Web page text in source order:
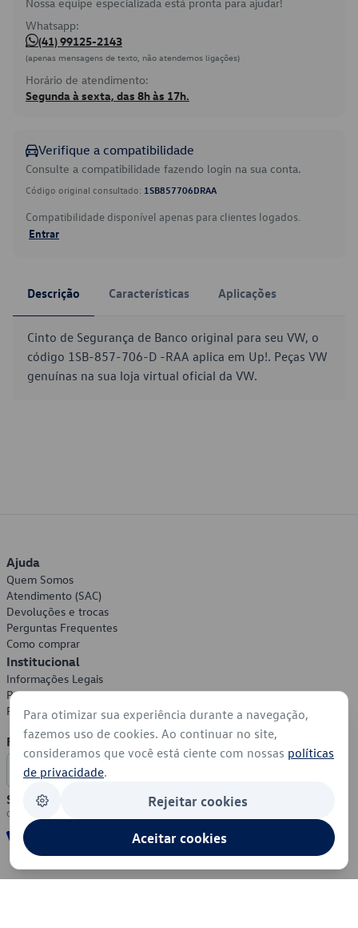
Whatsapp:
(41) 99125-2143
(apenas mensagens de texto, não atendemos ligações)
Horário de atendimento:
Segunda à sexta, das 8h às 17h.
Verifique a compatibilidade
Consulte a compatibilidade fazendo login na sua conta.
Código original consultado: 1SB857706DRAA
Compatibilidade disponível apenas para clientes logados.
Entrar
Descrição Características Aplicações
Cinto de Segurança de Banco original para seu VW, o
código 1SB-857-706-D -RAA aplica em Up!. Peças VW
genuínas na sua loja virtual oficial da VW.
Ajuda
Quem Somos
Atendimento (SAC)
Devoluções e trocas
Perguntas Frequentes
Como comprar
Institucional
Informações Legais
Política de Privacidade
Política de Cookies
Formas de Pagamento
Segurança
Para otimizar sua experiência durante a navegação,
fazemos uso de cookies. Ao continuar no site,
consideramos que você está ciente com nossas políticas
de privacidade.
Rejeitar cookies
Aceitar cookies